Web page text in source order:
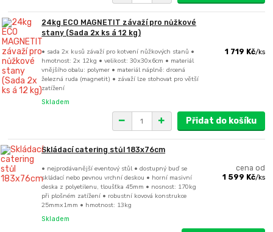
24kg ECO MAGNETIT závaží pro nůžkové
stany (Sada 2x ks á 12 kg)
• sada 2x kusů závaží pro kotvení nůžkových stanů •
hmotnost: 2x 12kg • velikost: 30x30x6cm • materiál
vnějšího obalu: polymer • materiál náplně: drcená
železná ruda (magnetit) • závaží lze stohovat pro větší
zatížení
1 719 Kč/ks
Skladem
Přidat do košíku
Skládací catering stůl 183x76cm
• nejprodávanější eventový stůl • dostupný buď se
skládací nebo pevnou vrchní deskou • horní masivní
deska z polyetilenu, tloušťka 45mm • nosnost: 170kg
při plošném zatížení • robustní kovová konstrukce
25mmx1mm • hmotnost: 13kg
cena od
1 599 Kč/ks
Skladem